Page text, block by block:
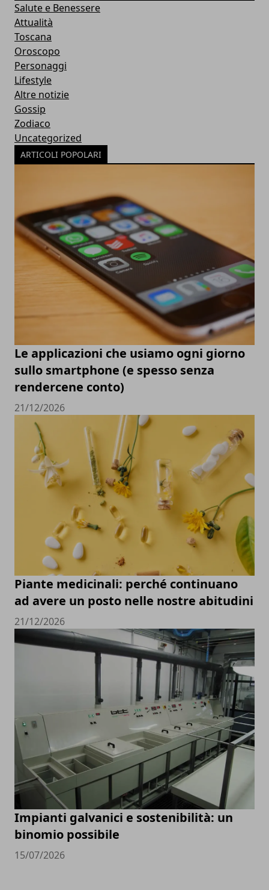
Salute e Benessere
Attualità
Toscana
Oroscopo
Personaggi
Lifestyle
Altre notizie
Gossip
Zodiaco
Uncategorized
ARTICOLI POPOLARI
Le applicazioni che usiamo ogni giorno
sullo smartphone (e spesso senza
rendercene conto)
21/12/2026
Piante medicinali: perché continuano
ad avere un posto nelle nostre abitudini
21/12/2026
Impianti galvanici e sostenibilità: un
binomio possibile
15/07/2026